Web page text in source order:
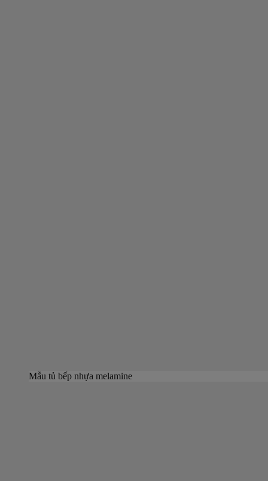
Mẫu tủ bếp nhựa melamine